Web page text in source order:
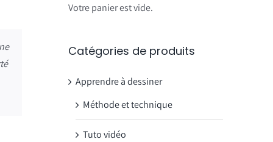
Votre panier est vide.
Catégories de produits
Apprendre à dessiner
Méthode et technique
Tuto vidéo